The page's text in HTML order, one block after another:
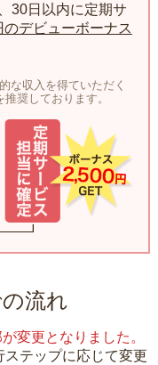
30日以内に定期サ
のデビューボーナス
な収入を得ていただく
奨しております。
流れ
変更となりました。
テップに応じて変更